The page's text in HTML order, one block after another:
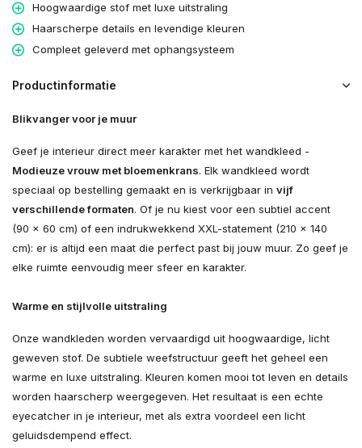
Hoogwaardige stof met luxe uitstraling
Haarscherpe details en levendige kleuren
Compleet geleverd met ophangsysteem
Productinformatie
Blikvanger voor je muur
Geef je interieur direct meer karakter met het wandkleed -
Modieuze vrouw met bloemenkrans. Elk wandkleed wordt
speciaal op bestelling gemaakt en is verkrijgbaar in vijf
verschillende formaten. Of je nu kiest voor een subtiel accent
(90 × 60 cm) of een indrukwekkend XXL-statement (210 × 140
cm): er is altijd een maat die perfect past bij jouw muur. Zo geef je
elke ruimte eenvoudig meer sfeer en karakter.
Warme en stijlvolle uitstraling
Onze wandkleden worden vervaardigd uit hoogwaardige, licht
geweven stof. De subtiele weefstructuur geeft het geheel een
warme en luxe uitstraling. Kleuren komen mooi tot leven en details
worden haarscherp weergegeven. Het resultaat is een echte
eyecatcher in je interieur, met als extra voordeel een licht
geluidsdempend effect.